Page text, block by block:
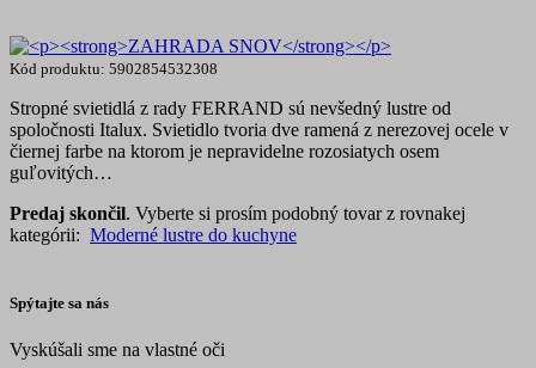
Kód produktu: 5902854532308
Stropné svietidlá z rady FERRAND sú nevšedný lustre od
spoločnosti Italux. Svietidlo tvoria dve ramená z nerezovej ocele v
čiernej farbe na ktorom je nepravidelne rozosiatych osem
guľovitých…
Predaj skončil. Vyberte si prosím podobný tovar z rovnakej
kategórii: Moderné lustre do kuchyne
Spýtajte sa nás
Vyskúšali sme na vlastné oči